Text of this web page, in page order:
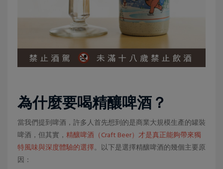
為什麼要喝精釀啤酒？
當我們提到啤酒，許多人首先想到的是商業大規模生產的罐裝
啤酒，但其實， 精釀啤酒（Craft Beer）才是真正能夠帶來獨
特風味與深度體驗的選擇。以下是選擇精釀啤酒的幾個主要原
因：